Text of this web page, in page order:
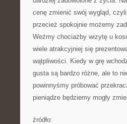
cenę zmienić swój wygląd,
przecież spokojnie możemy
Weźmy chociażby wizytę u
wiele atrakcyjniej się
wątpliwości. Kiedy w grę
gusta są bardzo różne, ale to
powinnyśmy próbować
pieniądze będziemy mogły
źródło: